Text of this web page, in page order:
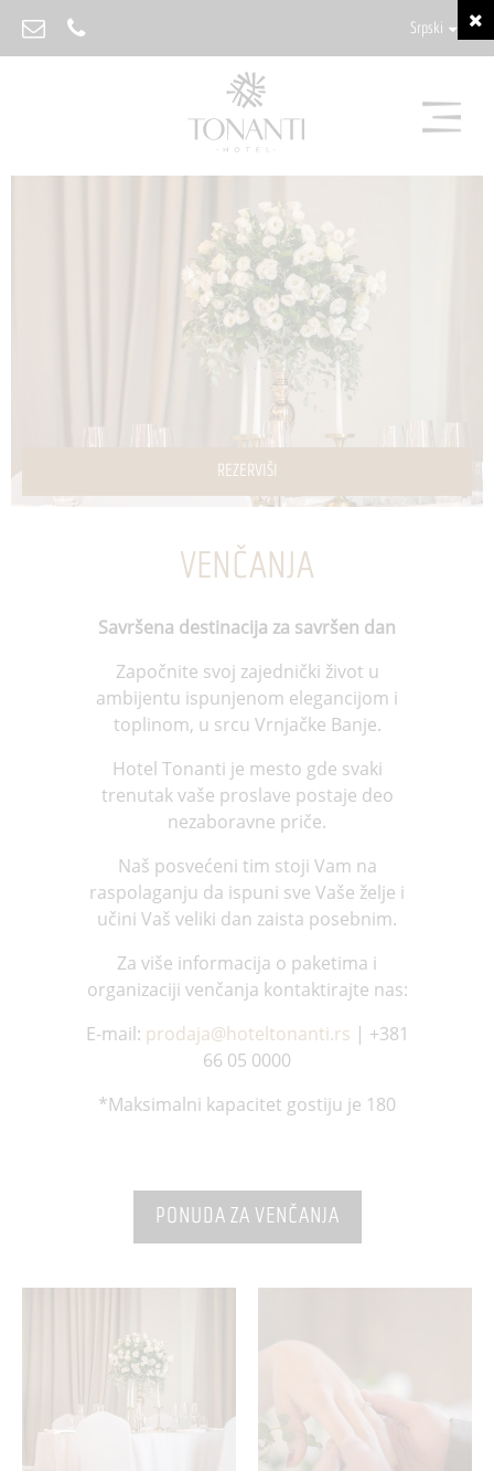
Srpski
REZERVIŠI
VENČANJA
Savršena destinacija za savršen dan
Započnite svoj zajednički život u
ambijentu ispunjenom elegancijom i
toplinom, u srcu Vrnjačke Banje.
Hotel Tonanti je mesto gde svaki
trenutak vaše proslave postaje deo
nezaboravne priče.
Naš posvećeni tim stoji Vam na
raspolaganju da ispuni sve Vaše želje i
učini Vaš veliki dan zaista posebnim.
Za više informacija o paketima i
organizaciji venčanja kontaktirajte nas:
E-mail: prodaja@hoteltonanti.rs | +381
66 05 0000
*Maksimalni kapacitet gostiju je 180
PONUDA ZA VENČANJA